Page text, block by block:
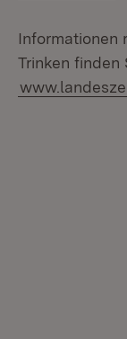
Informationen
Trinken finden